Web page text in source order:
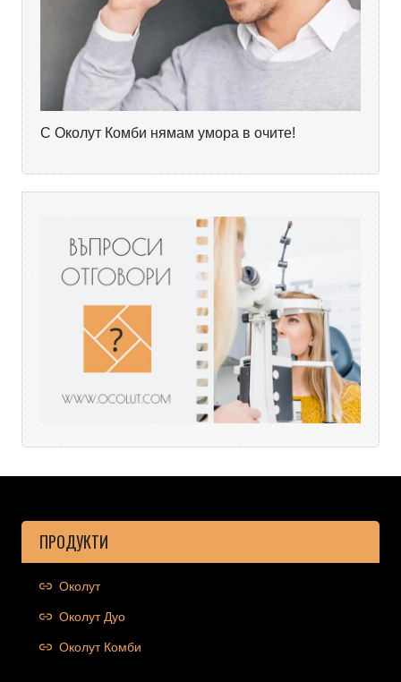
С Околут Комби нямам умора в очите!
ПРОДУКТИ
Околут
Околут Дуо
Околут Комби